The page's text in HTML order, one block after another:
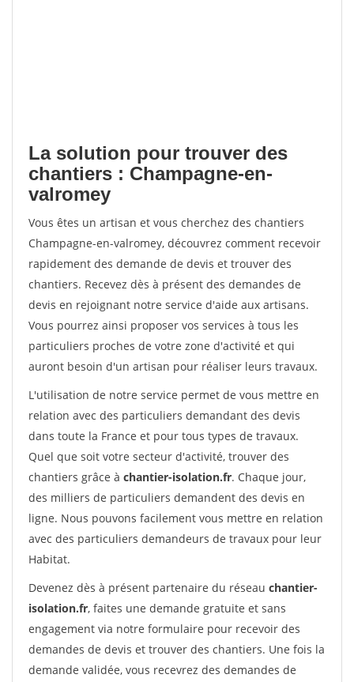
La solution pour trouver des
chantiers : Champagne-en-
valromey
Vous êtes un artisan et vous cherchez des chantiers
Champagne-en-valromey, découvrez comment recevoir
rapidement des demande de devis et trouver des
chantiers. Recevez dès à présent des demandes de
devis en rejoignant notre service d'aide aux artisans.
Vous pourrez ainsi proposer vos services à tous les
particuliers proches de votre zone d'activité et qui
auront besoin d'un artisan pour réaliser leurs travaux.
L'utilisation de notre service permet de vous mettre en
relation avec des particuliers demandant des devis
dans toute la France et pour tous types de travaux.
Quel que soit votre secteur d'activité, trouver des
chantiers grâce à chantier-isolation.fr. Chaque jour,
des milliers de particuliers demandent des devis en
ligne. Nous pouvons facilement vous mettre en relation
avec des particuliers demandeurs de travaux pour leur
Habitat.
Devenez dès à présent partenaire du réseau chantier-
isolation.fr, faites une demande gratuite et sans
engagement via notre formulaire pour recevoir des
demandes de devis et trouver des chantiers. Une fois la
demande validée, vous recevrez des demandes de